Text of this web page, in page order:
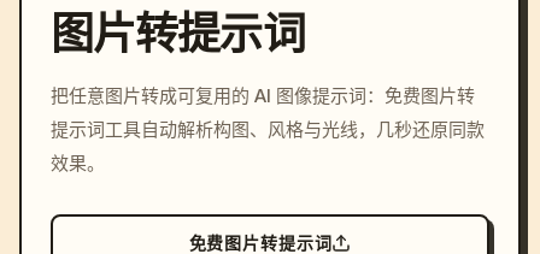
c, cyberpunk sunset, neon
colors, 8k --v 6.0
图片转提示词
把任意图片转成可复用的 AI 图像提示词：免费图片转
提示词工具自动解析构图、风格与光线，几秒还原同款
效果。
免费图片转提示词